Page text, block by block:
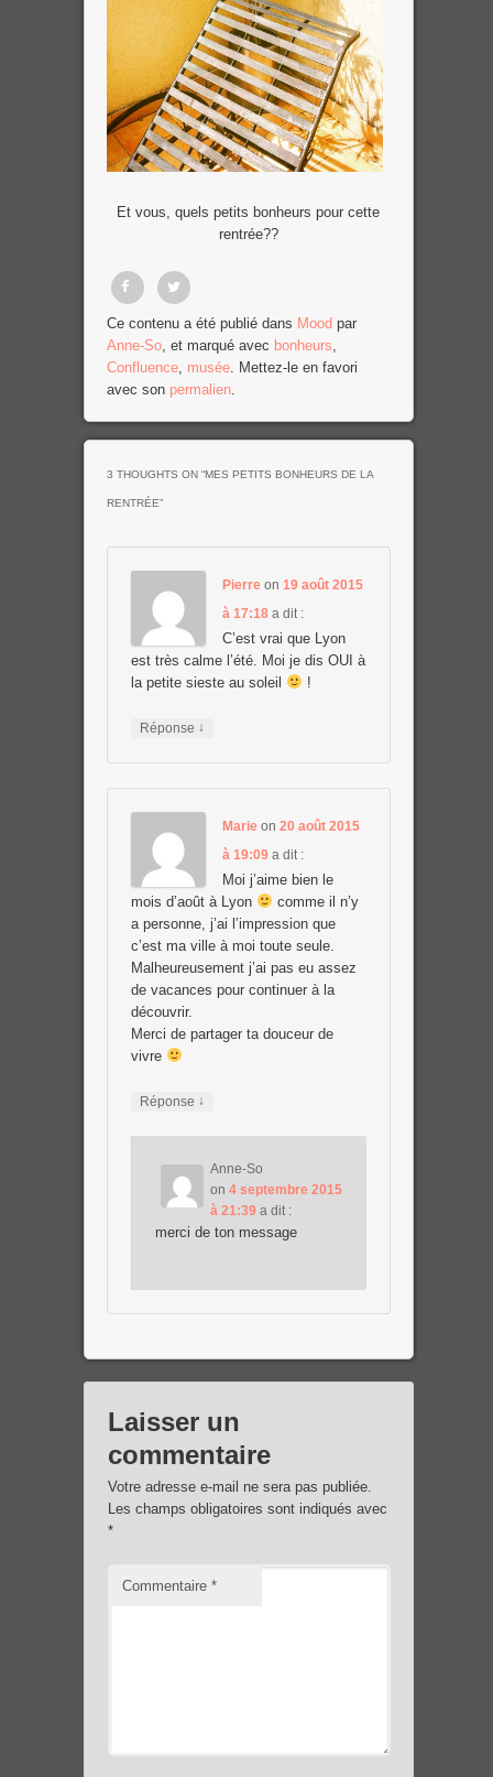
Et vous, quels petits bonheurs pour cette
rentrée??
Partager
sur
Facebook
Tweet
Ce contenu a été publié dans Mood par
Anne-So, et marqué avec bonheurs,
Confluence, musée. Mettez-le en favori
avec son permalien.
3 THOUGHTS ON “MES PETITS BONHEURS DE LA
RENTRÉE”
Pierreon 19 août 2015
à 17:18 a dit :
C’est vrai que Lyon
est très calme l’été. Moi je dis OUI à
la petite sieste au soleil
!
Réponse ↓
Marieon 20 août 2015
à 19:09 a dit :
Moi j’aime bien le
mois d’août à Lyon
comme il n’y
a personne, j’ai l’impression que
c’est ma ville à moi toute seule.
Malheureusement j’ai pas eu assez
de vacances pour continuer à la
découvrir.
Merci de partager ta douceur de
vivre
Réponse ↓
Anne-So
on4 septembre 2015
à 21:39 a dit :
merci de ton message
Laisser un
commentaire
Votre adresse e-mail ne sera pas publiée.
Les champs obligatoires sont indiqués avec
*
Commentaire *